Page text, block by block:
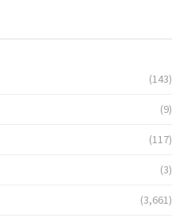
(143)
(9)
(117)
(3)
(3,661)